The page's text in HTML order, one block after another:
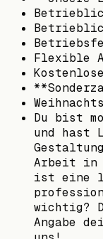
Flexible
Du bist
und hast
Arbeit in
ist eine
wichtig?
Angabe